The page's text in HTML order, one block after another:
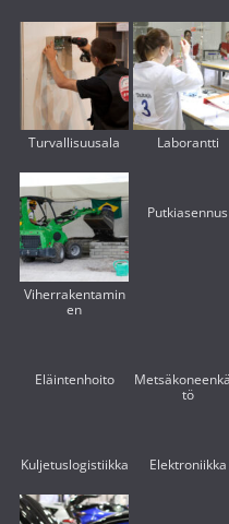
Turvallisuusala Laborantti
Viherrakentamin
en
Putkiasennus
Eläintenhoito
tö
Kuljetuslogistiikka Elektroniikka